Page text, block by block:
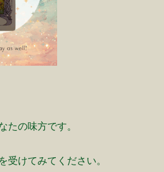
たの味方です。
受けてみてください。